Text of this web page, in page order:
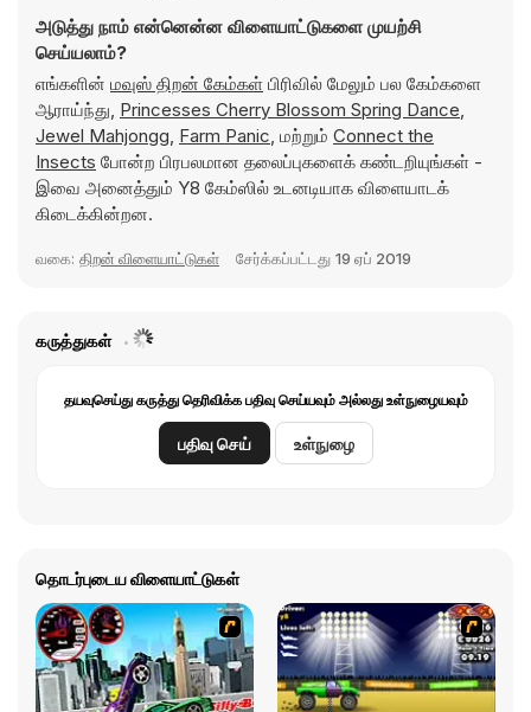
அடுத்து நாம் என்னென்ன விளையாட்டுகளை முயற்சி
செய்யலாம்?
எங்களின் மவுஸ் திறன் கேம்கள் பிரிவில் மேலும் பல கேம்களை
ஆராய்ந்து, Princesses Cherry Blossom Spring Dance,
Jewel Mahjongg, Farm Panic, மற்றும் Connect the
Insects போன்ற பிரபலமான தலைப்புகளைக் கண்டறியுங்கள் -
இவை அனைத்தும் Y8 கேம்ஸில் உடனடியாக விளையாடக்
கிடைக்கின்றன.
வகை: திறன் விளையாட்டுகள் சேர்க்கப்பட்டது 19 ஏப் 2019
கருத்துகள்
தயவுசெய்து கருத்து தெரிவிக்க பதிவு செய்யவும் அல்லது உள்நுழையவும்
பதிவு செய் உள்நுழை
தொடர்புடைய விளையாட்டுகள்